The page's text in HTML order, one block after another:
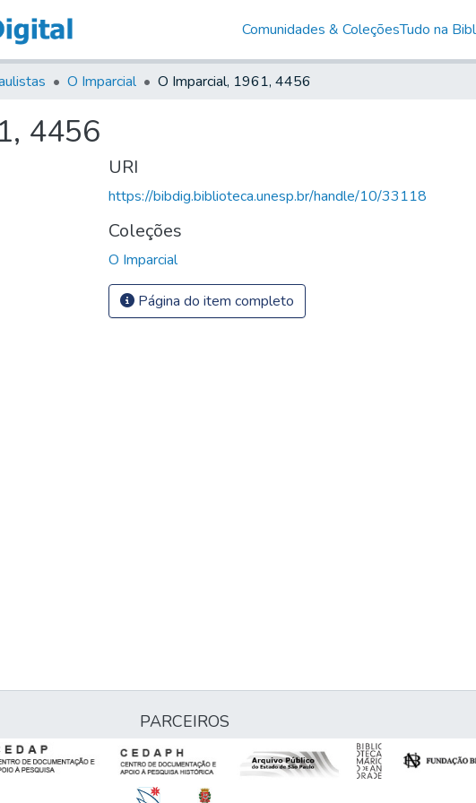
Comunidades & ColeçõesTudo na
O Imparcial O Imparcial, 1961, 4456
4456
URI
https://bibdig.biblioteca.unesp.br/handle/10/33118
Coleções
O Imparcial
Página do item completo
PARCEIROS